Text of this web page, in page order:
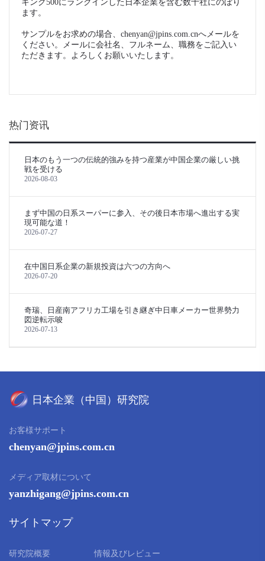
キング500にランクインした日本企業を含む数十社にのぼり
ます。
サンプルをお求めの場合、chenyan@jpins.com.cnへメールを
ください。メールに会社名、フルネーム、職務をご記入い
ただきます。よろしくお願いいたします。
热门资讯
日本のもう一つの伝統的強みを持つ産業が中国企業の厳しい挑
戦を受ける
2026-08-03
まず中国の日系スーパーに参入、その後日本市場へ進出する実
現可能な道！
2026-07-27
在中国日系企業の新規投資は六つの方向へ
2026-07-20
奇瑞、日産南アフリカ工場を引き継ぎ中日車メーカー世界勢力
図逆転示唆
2026-07-13
お客様サポート
chenyan@jpins.com.cn
メディア取材について
yanzhigang@jpins.com.cn
サイトマップ
研究院概要 情報及びレビュー